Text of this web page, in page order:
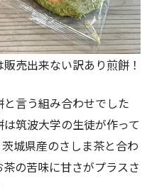
売出来ない訳あり煎餅！
言う組み合わせでした
筑波大学の生徒が作って
城県産のさしま茶と合わ
の苦味に甘さがプラスさ